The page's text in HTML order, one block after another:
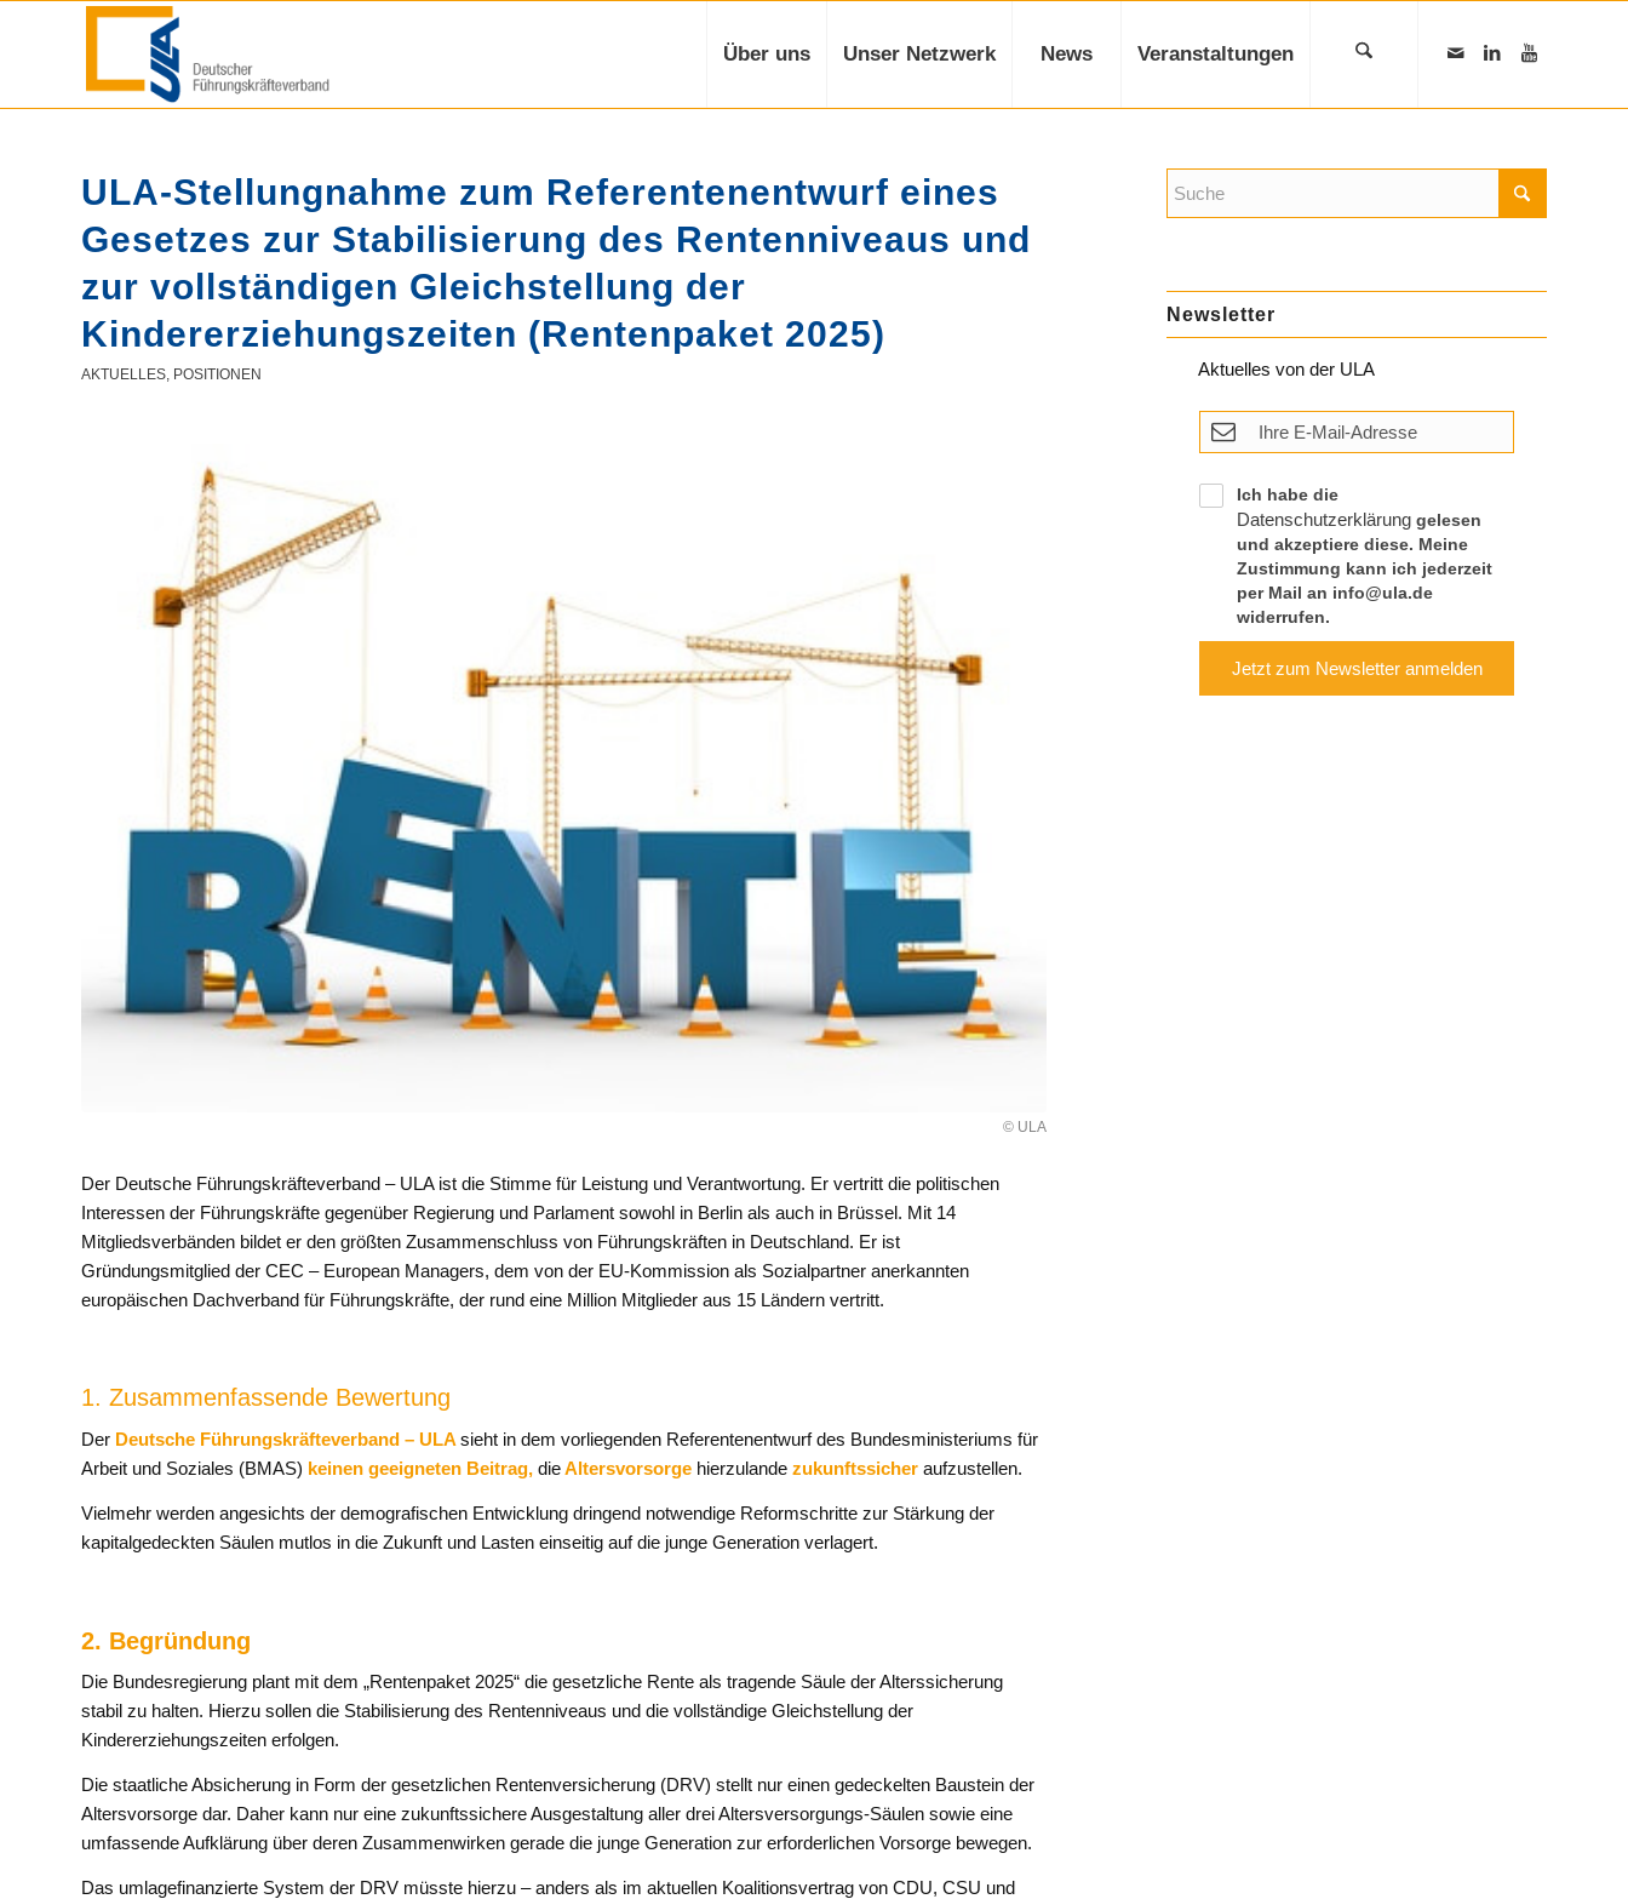
Über uns Unser Netzwerk News Veranstaltungen
ULA-Stellungnahme zum Referentenentwurf eines
Gesetzes zur Stabilisierung des Rentenniveaus und
zur vollständigen Gleichstellung der
Kindererziehungszeiten (Rentenpaket 2025)
AKTUELLES, POSITIONEN
© ULA
Der Deutsche Führungskräfteverband – ULA ist die Stimme für Leistung und Verantwortung. Er vertritt die politischen
Interessen der Führungskräfte gegenüber Regierung und Parlament sowohl in Berlin als auch in Brüssel. Mit 14
Mitgliedsverbänden bildet er den größten Zusammenschluss von Führungskräften in Deutschland. Er ist
Gründungsmitglied der CEC – European Managers, dem von der EU-Kommission als Sozialpartner anerkannten
europäischen Dachverband für Führungskräfte, der rund eine Million Mitglieder aus 15 Ländern vertritt.
1. Zusammenfassende Bewertung
Der Deutsche Führungskräfteverband – ULA sieht in dem vorliegenden Referentenentwurf des Bundesministeriums für
Arbeit und Soziales (BMAS) keinen geeigneten Beitrag, dieAltersvorsorge hierzulande zukunftssicher aufzustellen.
Vielmehr werden angesichts der demografischen Entwicklung dringend notwendige Reformschritte zur Stärkung der
kapitalgedeckten Säulen mutlos in die Zukunft und Lasten einseitig auf die junge Generation verlagert.
2. Begründung
Die Bundesregierung plant mit dem „Rentenpaket 2025“ die gesetzliche Rente als tragende Säule der Alterssicherung
stabil zu halten. Hierzu sollen die Stabilisierung des Rentenniveaus und die vollständige Gleichstellung der
Kindererziehungszeiten erfolgen.
Die staatliche Absicherung in Form der gesetzlichen Rentenversicherung (DRV) stellt nur einen gedeckelten Baustein der
Altersvorsorge dar. Daher kann nur eine zukunftssichere Ausgestaltung aller drei Altersversorgungs-Säulen sowie eine
umfassende Aufklärung über deren Zusammenwirken gerade die junge Generation zur erforderlichen Vorsorge bewegen.
Das umlagefinanzierte System der DRV müsste hierzu – anders als im aktuellen Koalitionsvertrag von CDU, CSU und
Newsletter
Jetzt zum Newsletter anmelden
Aktuelles von der ULA
Ich habe die
Datenschutzerklärunggelesen
und akzeptiere diese. Meine
Zustimmung kann ich jederzeit
per Mail an info@ula.de
widerrufen.